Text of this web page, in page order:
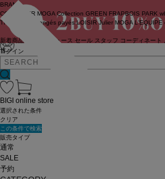
ログイン
BRAND
COUTURIER MOGA Collection GREEN FRAPBOIS PARK
TRISTESSE
congés payés LOISIR Julier MOGA L'EQUIPE
新着商品 ニュース セール スタッフ コーディネート
せ
BIGI online store
選択された条件
クリア
この条件で検索
販売タイプ
通常
SALE
予約